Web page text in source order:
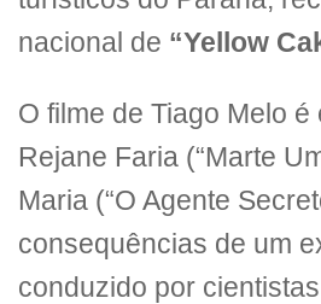
nacional de “Yellow
O filme de Tiago Melo
Rejane Faria (“Marte
Maria (“O Agente
consequências de um
conduzido por